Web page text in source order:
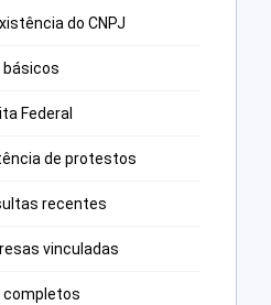
do CNPJ
básicos
Federal
de protestos
recentes
vinculadas
completos